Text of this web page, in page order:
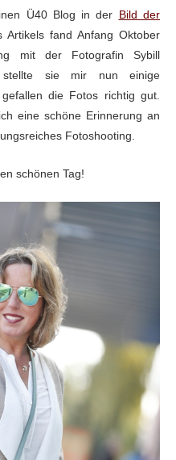
Ü40 Blog in der Bild der
Artikels fand Anfang Oktober
mit der Fotografin Sybill
stellte sie mir nun einige
die Fotos richtig gut.
eine schöne Erinnerung an
Fotoshooting.
schönen Tag!